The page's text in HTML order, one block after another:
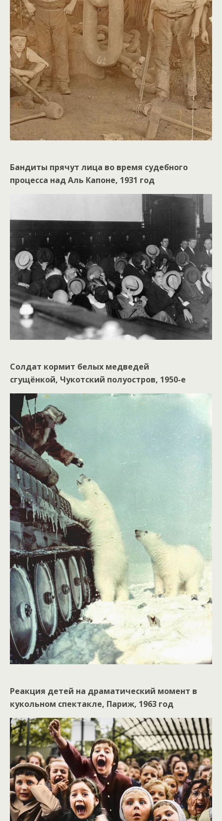
Бандиты прячут лица во время судебного
процесса над Аль Капоне, 1931 год
Солдат кормит белых медведей
сгущёнкой, Чукотский полуостров, 1950-е
Реакция детей на драматический момент в
кукольном спектакле, Париж, 1963 год